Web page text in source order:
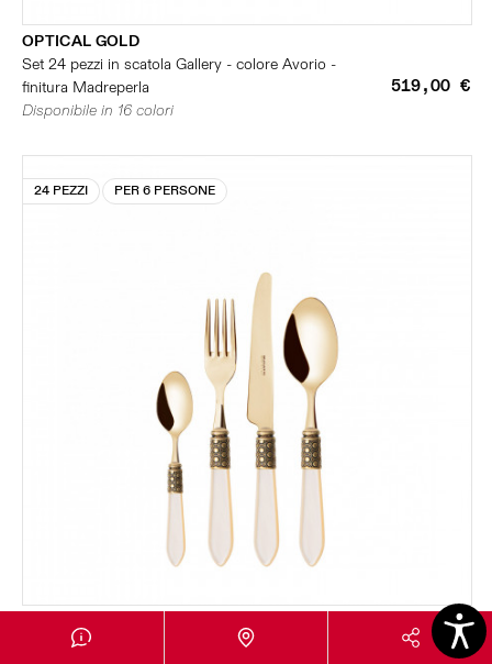
OPTICAL GOLD
Set 24 pezzi in scatola Gallery - colore Avorio -
finitura Madreperla
519,00 €
Disponibile in 16 colori
24 PEZZI PER 6 PERSONE
Set 24 pezzi in scatola Gallery - colore Avorio -